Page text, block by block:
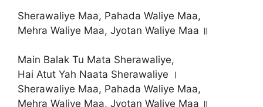
Sherawaliye Maa, Pahada Waliye Maa,
Mehra Waliye Maa, Jyotan Waliye Maa ॥
Main Balak Tu Mata Sherawaliye,
Hai Atut Yah Naata Sherawaliye ।
Sherawaliye Maa, Pahada Waliye Maa,
Mehra Waliye Maa, Jyotan Waliye Maa ॥